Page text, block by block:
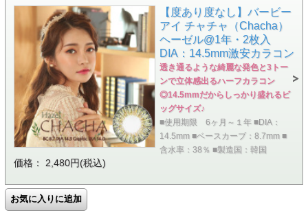
【度あり度なし】バービー
アイ チャチャ（Chacha）
ヘーゼル@1年・2枚入
DIA：14.5mm激安カラコン
透き通るような綺麗な発色と3トー
ンで立体感出るハーフカラコン
◎14.5mmだからしっかり盛れるビ
ッグサイズ♪
■使用期限 6ヶ月～１年 ■DIA：
14.5mm ■ベースカーブ：8.7mm ■
含水率：38％ ■製造国：韓国
価格： 2,480円(税込)